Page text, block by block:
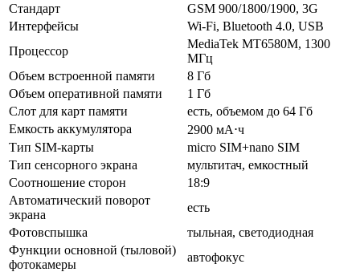
Стандарт
GSM 900/1800/1900, 3G
Интерфейсы
Wi-Fi, Bluetooth 4.0, USB
Процессор
MediaTek MT6580M, 1300
МГц
Объем встроенной памяти
8 Гб
Объем оперативной памяти
1 Гб
Слот для карт памяти
есть, объемом до 64 Гб
Емкость аккумулятора
2900 мА⋅ч
Тип SIM-карты
micro SIM+nano SIM
Тип сенсорного экрана
мультитач, емкостный
Соотношение сторон
18:9
Автоматический поворот
экрана
есть
Фотовспышка
тыльная, светодиодная
Функции основной (тыловой)
фотокамеры
автофокус